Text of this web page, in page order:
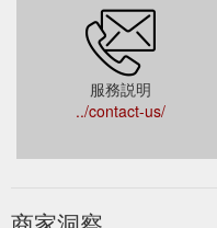
服務説明
../contact-us/